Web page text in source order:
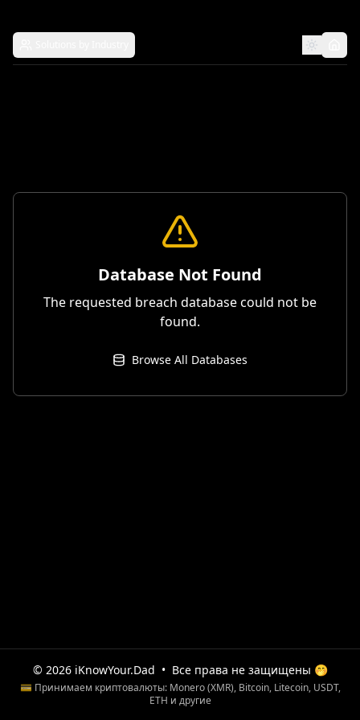
Database Not Found
The requested breach database could not be
found.
Browse All Databases
© 2026 iKnowYour.Dad • Все права не защищены 🤭
💳 Принимаем криптовалюты: Monero (XMR), Bitcoin, Litecoin, USDT,
ETH и другие